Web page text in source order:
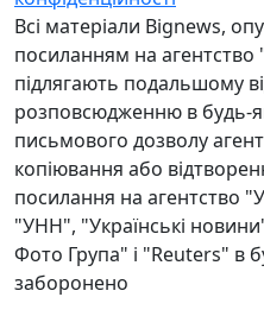
Всі матеріали Bignews,
посиланням на агентство
підлягають подальшому
розповсюдженню в будь-
письмового дозволу
копіювання або
посилання на агентство
"УНН", "Українські
Фото Група" і "Reuters" в
заборонено